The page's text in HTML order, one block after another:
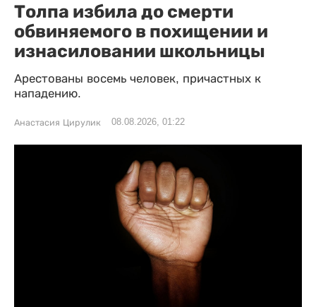
Толпа избила до смерти
обвиняемого в похищении и
изнасиловании школьницы
Арестованы восемь человек, причастных к
нападению.
Анастасия Цирулик 08.08.2026, 01:22